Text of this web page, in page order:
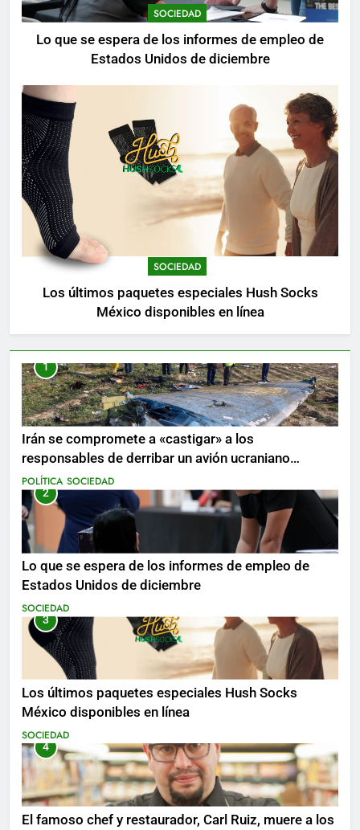
SOCIEDAD
Lo que se espera de los informes de empleo de
Estados Unidos de diciembre
SOCIEDAD
Los últimos paquetes especiales Hush Socks
México disponibles en línea
1
Irán se compromete a «castigar» a los
responsables de derribar un avión ucraniano
mientras se realizan arrestos
POLÍTICA SOCIEDAD
2
Lo que se espera de los informes de empleo de
Estados Unidos de diciembre
SOCIEDAD
3
Los últimos paquetes especiales Hush Socks
México disponibles en línea
SOCIEDAD
4
El famoso chef y restaurador, Carl Ruiz, muere a los